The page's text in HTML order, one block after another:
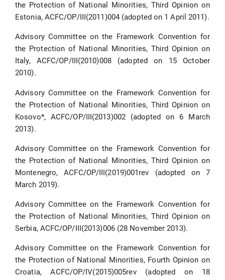
the Protection of National Minorities, Third Opinion on
Estonia, ACFC/OP/III(2011)004 (adopted on 1 April 2011).
Advisory Committee on the Framework Convention for
the Protection of National Minorities, Third Opinion on
Italy, ACFC/OP/III(2010)008 (adopted on 15 October
2010).
Advisory Committee on the Framework Convention for
the Protection of National Minorities, Third Opinion on
Kosovo*, ACFC/OP/III(2013)002 (adopted on 6 March
2013).
Advisory Committee on the Framework Convention for
the Protection of National Minorities, Third Opinion on
Montenegro, ACFC/OP/III(2019)001rev (adopted on 7
March 2019).
Advisory Committee on the Framework Convention for
the Protection of National Minorities, Third Opinion on
Serbia, ACFC/OP/III(2013)006 (28 November 2013).
Advisory Committee on the Framework Convention for
the Protection of National Minorities, Fourth Opinion on
Croatia, ACFC/OP/IV(2015)005rev (adopted on 18